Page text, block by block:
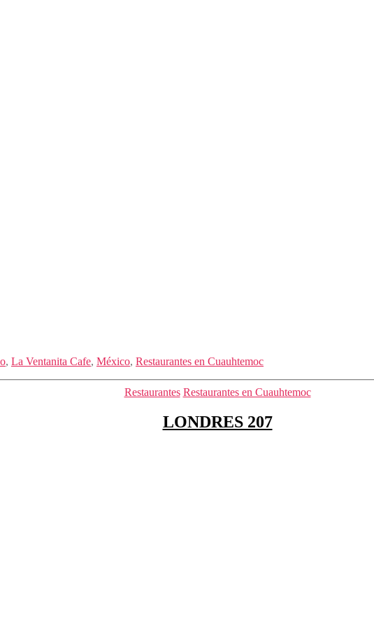
, La Ventanita Cafe, México, Restaurantes en Cuauhtemoc
Categorías
Restaurantes Restaurantes en Cuauhtemoc
LONDRES 207